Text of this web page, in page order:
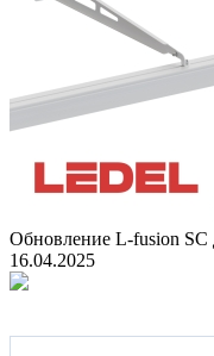
Обновление L-fusion SC
16.04.2025